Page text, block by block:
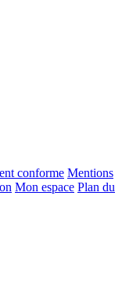
conforme Mentions
Mon espace Plan du